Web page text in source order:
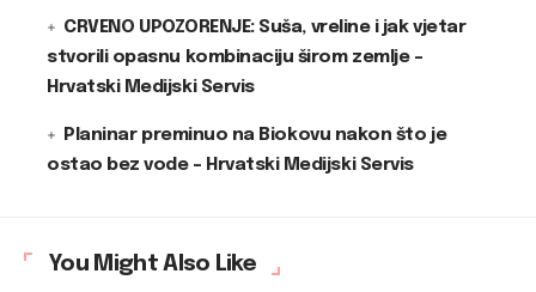
CRVENO UPOZORENJE: Suša, vreline i jak vjetar
stvorili opasnu kombinaciju širom zemlje –
Hrvatski Medijski Servis
Planinar preminuo na Biokovu nakon što je
ostao bez vode – Hrvatski Medijski Servis
You Might Also Like